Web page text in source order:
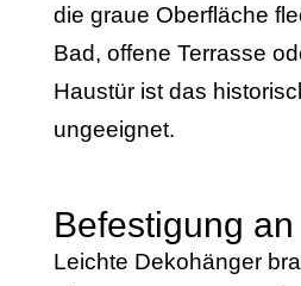
die graue Oberfläche
Bad, offene Terrasse
Haustür ist das
ungeeignet.
Befestigung
Leichte Dekohänger